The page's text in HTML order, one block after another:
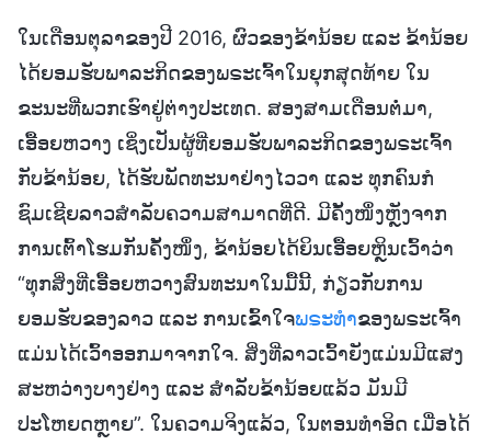
ໃນເດືອນຕຸລາຂອງປີ 2016, ຜົວຂອງຂ້ານ້ອຍ ແລະ ຂ້ານ້ອຍ
ໄດ້ຍອມຮັບພາລະກິດຂອງພຣະເຈົ້າໃນຍຸກສຸດທ້າຍ ໃນ
ຂະນະທີ່ພວກເຮົາຢູ່ຕ່າງປະເທດ. ສອງສາມເດືອນຕໍ່ມາ,
ເອື້ອຍຫວາງ ເຊິ່ງເປັນຜູ້ທີ່ຍອມຮັບພາລະກິດຂອງພຣະເຈົ້າ
ກັບຂ້ານ້ອຍ, ໄດ້ຮັບພັດທະນາຢ່າງໄວວາ ແລະ ທຸກຄົນກໍ
ຊົມເຊີຍລາວສຳລັບຄວາມສາມາດທີ່ດີ. ມີຄັ້ງໜຶ່ງຫຼັງຈາກ
ການເຕົ້າໂຮມກັນຄັ້ງໜຶ່ງ, ຂ້ານ້ອຍໄດ້ຍິນເອື້ອຍຫຼິນເວົ້າວ່າ
“ທຸກສິ່ງທີ່ເອື້ອຍຫວາງສົນທະນາໃນມື້ນີ້, ກ່ຽວກັບການ
ຍອມຮັບຂອງລາວ ແລະ ການເຂົ້າໃຈພຣະທຳຂອງພຣະເຈົ້າ
ແມ່ນໄດ້ເວົ້າອອກມາຈາກໃຈ. ສິ່ງທີ່ລາວເວົ້າຍັງແມ່ນມີແສງ
ສະຫວ່າງບາງຢ່າງ ແລະ ສຳລັບຂ້ານ້ອຍແລ້ວ ມັນມີ
ປະໂຫຍດຫຼາຍ”. ໃນຄວາມຈິງແລ້ວ, ໃນຕອນທຳອິດ ເມື່ອໄດ້